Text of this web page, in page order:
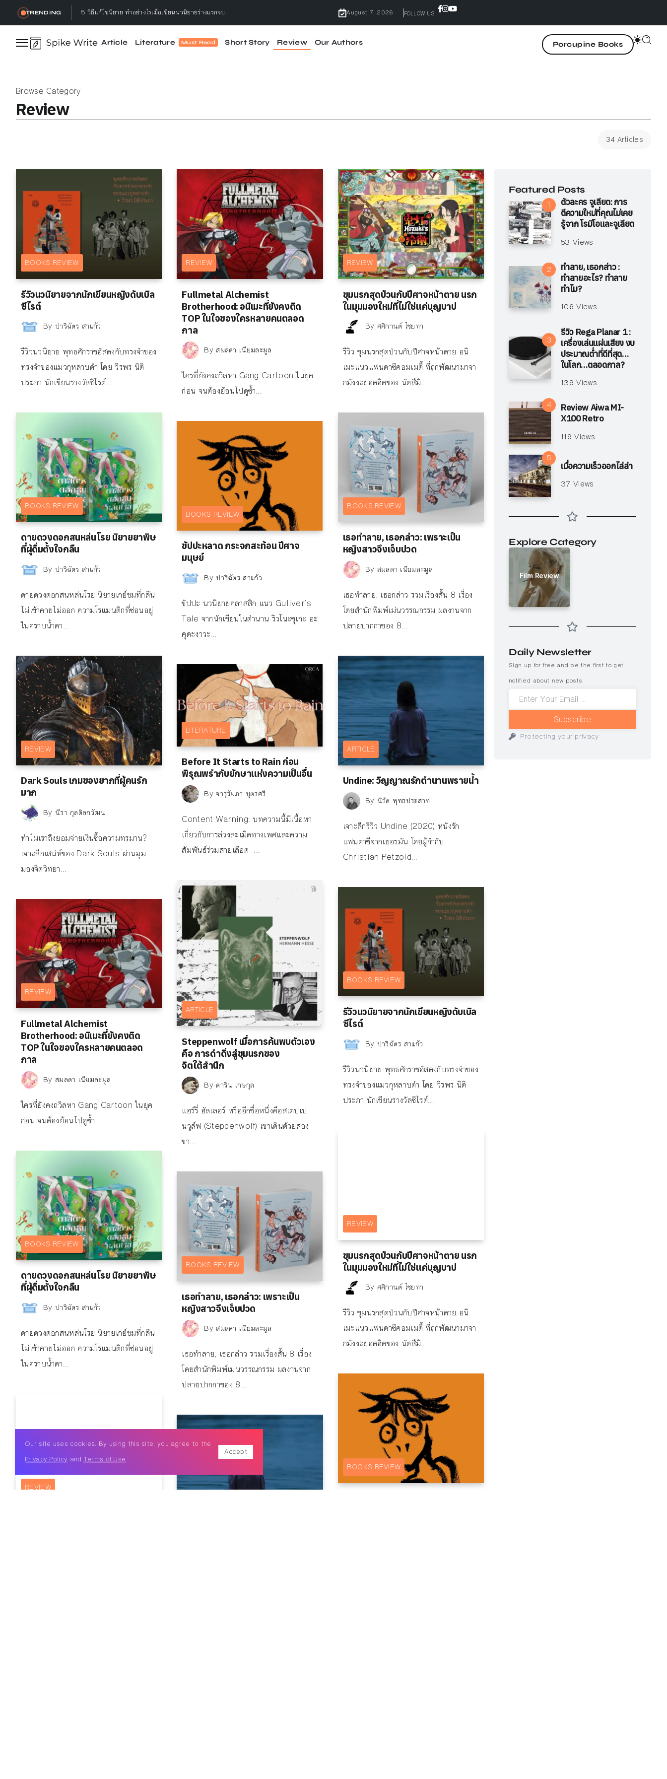
TRENDING
3 เหตุผล ทำไมนักเขียนต้องอ่านหนังสือ
August 7, 2026 FOLLOW US :
Article Literature Must Read Short Story Review Our Authors Porcupine Books
Browse Category
Review
34 Articles
BOOKS REVIEW
รีวิวนวนิยายจากนักเขียนหญิงดับเบิล
ซีไรต์
By ปาริฉัตร สาแก้ว
รีวิวนวนิยาย พุทธศักราชอัสดงกับทรงจำของ
ทรงจำของแมวกุหลาบดำ โดย วีรพร นิติ
ประภา นักเขียนรางวัลซีไรต์...
REVIEW
Fullmetal Alchemist
Brotherhood: อนิเมะที่ยังคงติด
TOP ในใจของใครหลายคนตลอด
กาล
By สมลดา เนียมละมูล
ใครที่ยังคงถวิลหา Gang Cartoon ในยุค
ก่อน จนต้องย้อนไปดูซ้ำ...
REVIEW
ขุมนรกสุดป่วนกับปีศาจหน้าตาย นรก
ในมุมมองใหม่ที่ไม่ใช่แค่บุญบาป
By ศศิกานต์ ไชยทา
รีวิว ขุมนรกสุดป่วนกับปีศาจหน้าตาย อนิ
เมะแนวแฟนตาซีคอมเมดี้ ที่ถูกพัฒนามาจา
กมังงะยอดฮิตของ นัตสึมิ...
BOOKS REVIEW
ดายดวงดอกสนหล่นโรย นิยายยาพิษ
ที่ผู้ดื่มตั้งใจกลืน
By ปาริฉัตร สาแก้ว
ดายดวงดอกสนหล่นโรย นิยายเกย์ขมที่กลืน
ไม่เข้าคายไม่ออก ความโรแมนติกที่ซ่อนอยู่
ในคราบน้ำตา...
BOOKS REVIEW
เธอทำลาย, เธอกล่าว: เพราะเป็น
หญิงสาวจึงเจ็บปวด
By สมลดา เนียมละมูล
เธอทำลาย, เธอกล่าว รวมเรื่องสั้น 8 เรื่อง
โดยสำนักพิมพ์เม่นวรรณกรรม ผลงานจาก
ปลายปากกาของ 8...
BOOKS REVIEW
ขัปปะหลาด กระจกสะท้อน ปีศาจ
มนุษย์
By ปาริฉัตร สาแก้ว
ขัปปะ นวนิยายคลาสสิก แนว Guliver’s
Tale จากนักเขียนในตำนาน ริวโนะซุเกะ อะ
คุตะงาวะ...
REVIEW
Dark Souls เกมของยากที่ผู้คนรัก
มาก
By นีรา กุลดิลกวัฒน
ทำไมเราถึงยอมจ่ายเงินซื้อความทรมาน?
เจาะลึกเสน่ห์ของ Dark Souls ผ่านมุม
มองจิตวิทยา...
ARTICLE
Undine: วิญญาณรักตำนานพรายน้ำ
By นิวัต พุทธประสาท
เจาะลึกรีวิว Undine (2020) หนังรัก
แฟนตาซีจากเยอรมัน โดยผู้กำกับ
Christian Petzold...
LITERATURE
Before It Starts to Rain ก่อน
พิรุณพรำกับยักษาแห่งความเป็นอื่น
By จารุรัมภา บุตรศรี
Content Warning: บทความนี้มีเนื้อหา
เกี่ยวกับการล่วงละเมิดทางเพศและความ
สัมพันธ์ร่วมสายเลือด ...
ARTICLE
Steppenwolf เมื่อการค้นพบตัวเอง
คือ การดำดิ่งสู่ขุมนรกของ
จิตใต้สำนึก
By ดาริน เกษกุล
แฮร์รี่ ฮัลเลอร์ หรืออีกชื่อหนึ่งคือสเตปเป
นวูล์ฟ (Steppenwolf) เขาเดินด้วยสอง
ขา...
BOOKS REVIEW
รีวิวนวนิยายจากนักเขียนหญิงดับเบิล
ซีไรต์
By ปาริฉัตร สาแก้ว
รีวิวนวนิยาย พุทธศักราชอัสดงกับทรงจำของ
ทรงจำของแมวกุหลาบดำ โดย วีรพร นิติ
ประภา นักเขียนรางวัลซีไรต์...
REVIEW
Fullmetal Alchemist
Brotherhood: อนิเมะที่ยังคงติด
TOP ในใจของใครหลายคนตลอด
กาล
By สมลดา เนียมละมูล
ใครที่ยังคงถวิลหา Gang Cartoon ในยุค
ก่อน จนต้องย้อนไปดูซ้ำ...
REVIEW
ขุมนรกสุดป่วนกับปีศาจหน้าตาย นรก
ในมุมมองใหม่ที่ไม่ใช่แค่บุญบาป
By ศศิกานต์ ไชยทา
รีวิว ขุมนรกสุดป่วนกับปีศาจหน้าตาย อนิ
เมะแนวแฟนตาซีคอมเมดี้ ที่ถูกพัฒนามาจา
กมังงะยอดฮิตของ นัตสึมิ...
BOOKS REVIEW
ดายดวงดอกสนหล่นโรย นิยายยาพิษ
ที่ผู้ดื่มตั้งใจกลืน
By ปาริฉัตร สาแก้ว
ดายดวงดอกสนหล่นโรย นิยายเกย์ขมที่กลืน
ไม่เข้าคายไม่ออก ความโรแมนติกที่ซ่อนอยู่
ในคราบน้ำตา...
BOOKS REVIEW
เธอทำลาย, เธอกล่าว: เพราะเป็น
หญิงสาวจึงเจ็บปวด
By สมลดา เนียมละมูล
เธอทำลาย, เธอกล่าว รวมเรื่องสั้น 8 เรื่อง
โดยสำนักพิมพ์เม่นวรรณกรรม ผลงานจาก
ปลายปากกาของ 8...
BOOKS REVIEW
REVIEW
Featured Posts
ตัวละคร จูเลียต: การ
ตีความใหม่ที่คุณไม่เคย
รู้จาก โรมิโอและจูเลียต
53 Views
ทำลาย, เธอกล่าว :
ทำลายอะไร? ทำลาย
ทำไม?
106 Views
รีวิว Rega Planar 1 :
เครื่องเล่นแผ่นเสียง งบ
ประมาณต่ำที่ดีที่สุด…
ในโลก…ตลอดกาล?
139 Views
Review Aiwa MI-
X100 Retro
119 Views
เมื่อความเร็วออกไล่ล่า
37 Views
Explore Category
Film Review
Daily Newsletter
Sign up for free and be the first to get
notified about new posts.
Subscribe
Protecting your privacy
Our site uses cookies. By using this site, you agree to the
Privacy Policy andTerms of Use.
Accept